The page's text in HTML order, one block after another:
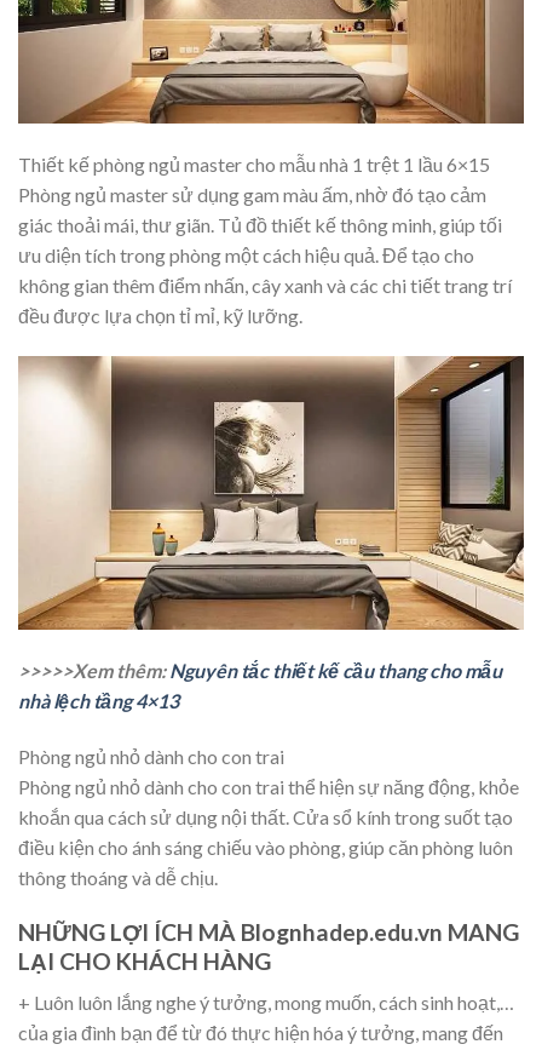
Thiết kế phòng ngủ master cho mẫu nhà 1 trệt 1 lầu 6×15
Phòng ngủ master sử dụng gam màu ấm, nhờ đó tạo cảm
giác thoải mái, thư giãn. Tủ đồ thiết kế thông minh, giúp tối
ưu diện tích trong phòng một cách hiệu quả. Để tạo cho
không gian thêm điểm nhấn, cây xanh và các chi tiết trang trí
đều được lựa chọn tỉ mỉ, kỹ lưỡng.
>>>>>Xem thêm:Nguyên tắc thiết kế cầu thang cho mẫu
nhà lệch tầng 4×13
Phòng ngủ nhỏ dành cho con trai
Phòng ngủ nhỏ dành cho con trai thể hiện sự năng động, khỏe
khoắn qua cách sử dụng nội thất. Cửa sổ kính trong suốt tạo
điều kiện cho ánh sáng chiếu vào phòng, giúp căn phòng luôn
thông thoáng và dễ chịu.
NHỮNG LỢI ÍCH MÀ Blognhadep.edu.vn MANG
LẠI CHO KHÁCH HÀNG
+ Luôn luôn lắng nghe ý tưởng, mong muốn, cách sinh hoạt,…
của gia đình bạn để từ đó thực hiện hóa ý tưởng, mang đến